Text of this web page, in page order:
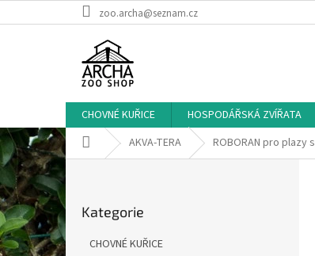
na
zoo.archa@seznam.cz
CHOVNÉ KUŘICE HOSPODÁŘSKÁ ZVÍŘATA
Domů AKVA-TERA ROBORAN pro plazy
o
s
t
r
kategorie
Kategorie
CHOVNÉ KUŘICE